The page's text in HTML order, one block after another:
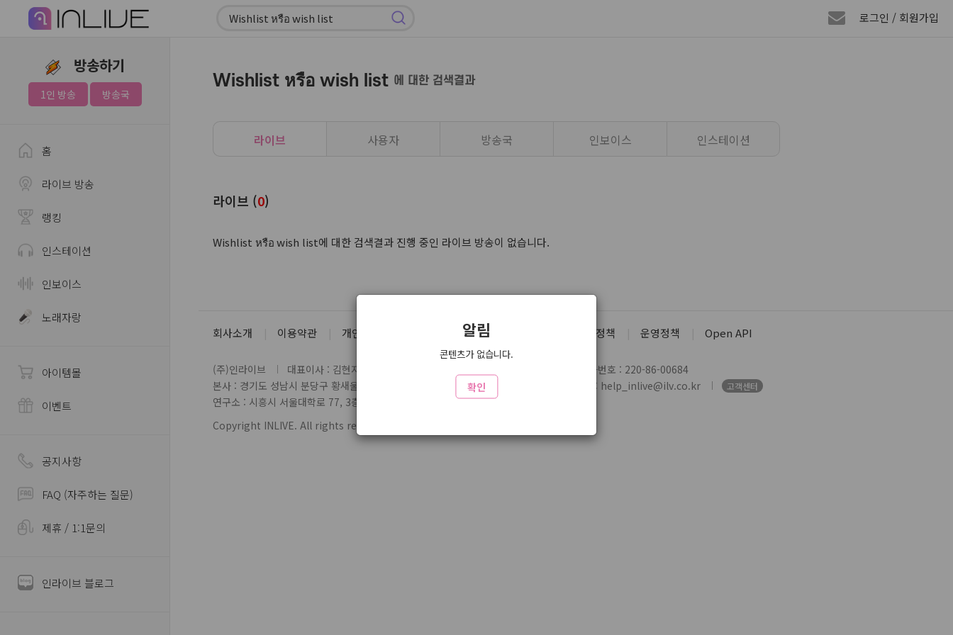
알림
콘텐츠가 없습니다.
확인
로그인 / 회원가입
방송하기
1인 방송 방송국
홈
라이브 방송
랭킹
인스테이션
인보이스
노래자랑
아이템몰
이벤트
공지사항
FAQ (자주하는 질문)
제휴 / 1:1문의
인라이브 블로그
Wishlist หรือ wish list 에 대한 검색결과
라이브 사용자 방송국 인보이스 인스테이션
라이브 (0)
Wishlist หรือ wish list에 대한 검색결과 진행 중인 라이브 방송이 없습니다.
회사소개 이용약관 개인정보처리방침 유료서비스 약관 청소년 보호정책 운영정책 Open API
(주)인라이브 대표이사 : 김현지
사업자번호 : 220-86-00684
본사 : 경기도 성남시 분당구 황새울로359번길 7 3층
전화 : 1588-1164 제휴/문의 : help_inlive@ilv.co.kr 고객센터
연구소 : 시흥시 서울대학로 77, 3층 324
Copyright INLIVE. All rights reserved.